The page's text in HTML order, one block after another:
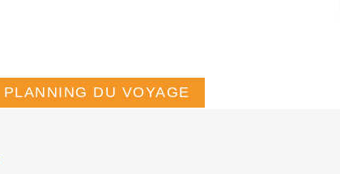
PLANNING DU VOYAGE